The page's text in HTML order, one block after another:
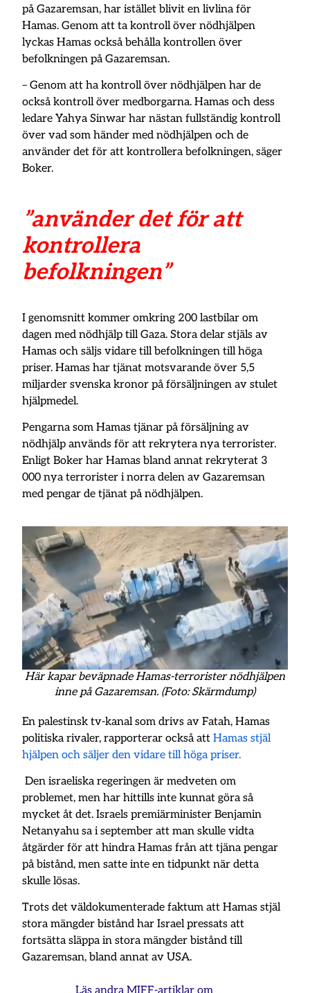
på Gazaremsan, har istället blivit en livlina för
Hamas. Genom att ta kontroll över nödhjälpen
lyckas Hamas också behålla kontrollen över
befolkningen på Gazaremsan.
– Genom att ha kontroll över nödhjälpen har de
också kontroll över medborgarna. Hamas och dess
ledare Yahya Sinwar har nästan fullständig kontroll
över vad som händer med nödhjälpen och de
använder det för att kontrollera befolkningen, säger
Boker.
”använder det för att
kontrollera
befolkningen”
I genomsnitt kommer omkring 200 lastbilar om
dagen med nödhjälp till Gaza. Stora delar stjäls av
Hamas och säljs vidare till befolkningen till höga
priser. Hamas har tjänat motsvarande över 5,5
miljarder svenska kronor på försäljningen av stulet
hjälpmedel.
Pengarna som Hamas tjänar på försäljning av
nödhjälp används för att rekrytera nya terrorister.
Enligt Boker har Hamas bland annat rekryterat 3
000 nya terrorister i norra delen av Gazaremsan
med pengar de tjänat på nödhjälpen.
Här kapar beväpnade Hamas-terrorister nödhjälpen
inne på Gazaremsan. (Foto: Skärmdump)
En palestinsk tv-kanal som drivs av Fatah, Hamas
politiska rivaler, rapporterar också attHamas stjäl
hjälpen och säljer den vidare till höga priser.
Den israeliska regeringen är medveten om
problemet, men har hittills inte kunnat göra så
mycket åt det. Israels premiärminister Benjamin
Netanyahu sa i september att man skulle vidta
åtgärder för att hindra Hamas från att tjäna pengar
på bistånd, men satte inte en tidpunkt när detta
skulle lösas.
Trots det väldokumenterade faktum att Hamas stjäl
stora mängder bistånd har Israel pressats att
fortsätta släppa in stora mängder bistånd till
Gazaremsan, bland annat av USA.